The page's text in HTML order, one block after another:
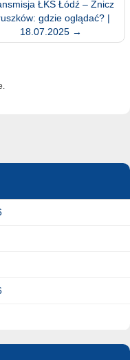
ŁKS Łódź – Znicz
gdzie oglądać? |
18.07.2025 →